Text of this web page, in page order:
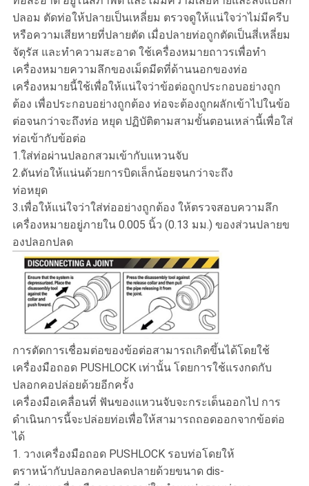
ปลอม ตัดท่อให้ปลายเป็นเหลี่ยม ตรวจดูให้แน่ใจว่าไม่มีครีบ
หรือความเสียหายที่ปลายตัด เมื่อปลายท่อถูกตัดเป็นสี่เหลี่ยม
จัตุรัส และทำความสะอาด ใช้เครื่องหมายถาวรเพื่อทำ
เครื่องหมายความลึกของเม็ดมีดที่ด้านนอกของท่อ
เครื่องหมายนี้ใช้เพื่อให้แน่ใจว่าข้อต่อถูกประกอบอย่างถูก
ต้อง เพื่อประกอบอย่างถูกต้อง ท่อจะต้องถูกผลักเข้าไปในข้อ
ต่อจนกว่าจะถึงท่อ หยุด ปฏิบัติตามสามขั้นตอนเหล่านี้เพื่อใส่
ท่อเข้ากับข้อต่อ
1.ใส่ท่อผ่านปลอกสวมเข้ากับแหวนจับ
2.ดันท่อให้แน่นด้วยการบิดเล็กน้อยจนกว่าจะถึง
ท่อหยุด
3.เพื่อให้แน่ใจว่าใส่ท่ออย่างถูกต้อง ให้ตรวจสอบความลึก
เครื่องหมายอยู่ภายใน 0.005 นิ้ว (0.13 มม.) ของส่วนปลายข
องปลอกปลด
การตัดการเชื่อมต่อของข้อต่อสามารถเกิดขึ้นได้โดยใช้
เครื่องมือถอด PUSHLOCK เท่านั้น โดยการใช้แรงกดกับ
ปลอกคอปล่อยด้วยอีกครั้ง
เครื่องมือเคลื่อนที่ ฟันของแหวนจับจะกระเด็นออกไป การ
ดำเนินการนี้จะปล่อยท่อเพื่อให้สามารถถอดออกจากข้อต่อ
ได้
1. วางเครื่องมือถอด PUSHLOCK รอบท่อโดยให้
ตราหน้ากับปลอกคอปลดปลายด้วยขนาด dis-